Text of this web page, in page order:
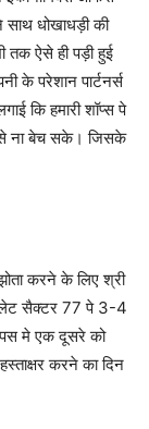
धोखाधड़ी की
तक ऐसे ही पड़ी हुई
के परेशान पार्टनर्स
कि हमारी शॉप्स पे
से ना बेच सके। जिसके
करने के लिए श्री
सैक्टर 77 पे 3-4
मे एक दूसरे को
करने का दिन